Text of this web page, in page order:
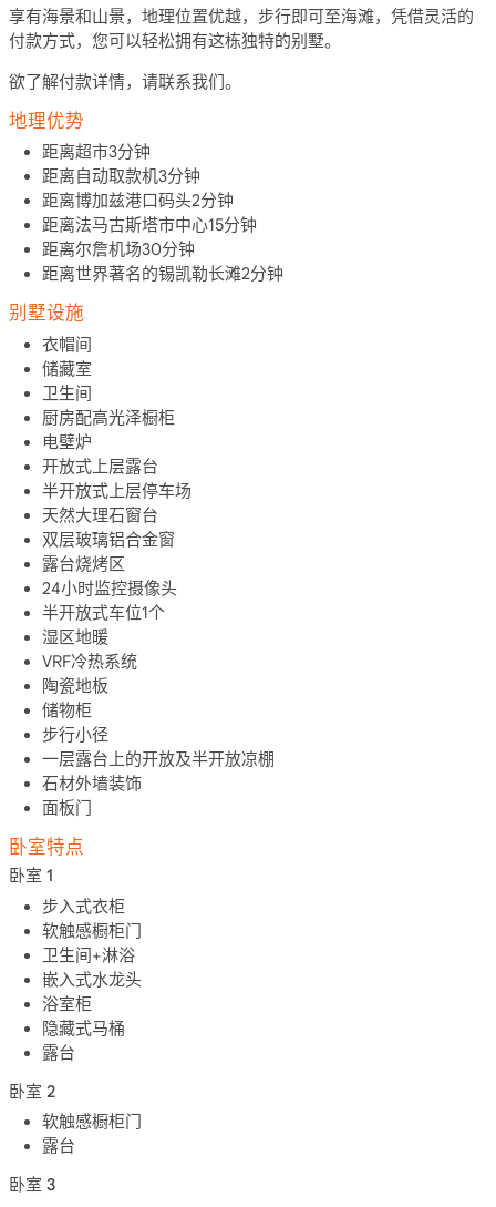
享有海景和山景，地理位置优越，步行即可至海滩，凭借灵活的
付款方式，您可以轻松拥有这栋独特的别墅。
欲了解付款详情，请联系我们。
地理优势
距离超市3分钟
距离自动取款机3分钟
距离博加兹港口码头2分钟
距离法马古斯塔市中心15分钟
距离尔詹机场30分钟
距离世界著名的锡凯勒长滩2分钟
别墅设施
衣帽间
储藏室
卫生间
厨房配高光泽橱柜
电壁炉
开放式上层露台
半开放式上层停车场
天然大理石窗台
双层玻璃铝合金窗
露台烧烤区
24小时监控摄像头
半开放式车位1个
湿区地暖
VRF冷热系统
陶瓷地板
储物柜
步行小径
一层露台上的开放及半开放凉棚
石材外墙装饰
面板门
卧室特点
卧室 1
步入式衣柜
软触感橱柜门
卫生间+淋浴
嵌入式水龙头
浴室柜
隐藏式马桶
露台
卧室 2
软触感橱柜门
露台
卧室 3